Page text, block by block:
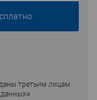
третьим лицам